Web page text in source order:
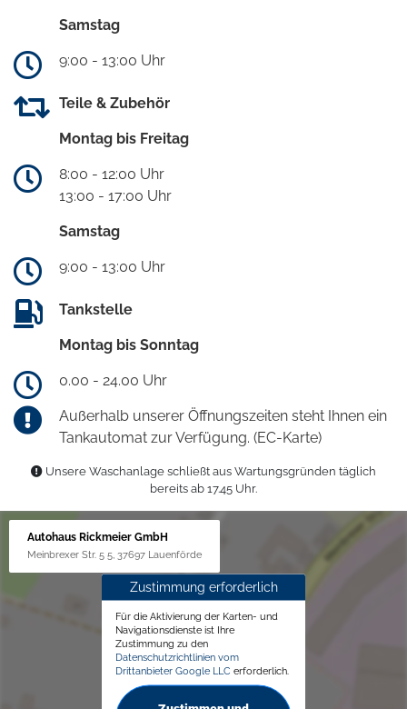
Samstag
9:00 - 13:00 Uhr
Teile & Zubehör
Montag bis Freitag
8:00 - 12:00 Uhr
13:00 - 17:00 Uhr
Samstag
9:00 - 13:00 Uhr
Tankstelle
Montag bis Sonntag
0.00 - 24.00 Uhr
Außerhalb unserer Öffnungszeiten steht Ihnen ein
Tankautomat zur Verfügung. (EC-Karte)
Unsere Waschanlage schließt aus Wartungsgründen täglich
bereits ab 17.45 Uhr.
Autohaus Rickmeier GmbH
Meinbrexer Str. 5 5, 37697 Lauenförde
Zustimmung erforderlich
Für die Aktivierung der Karten- und
Navigationsdienste ist Ihre
Zustimmung zu den
Datenschutzrichtlinien vom
Drittanbieter Google LLC erforderlich.